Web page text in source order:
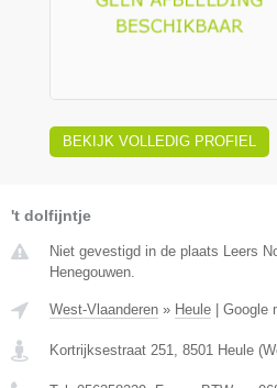
BEKIJK VOLLEDIG PROFIEL
't dolfijntje
Niet gevestigd in de plaats Leers
Henegouwen.
West-Vlaanderen » Heule | Google
Kortrijksestraat 251 8501 Heule (